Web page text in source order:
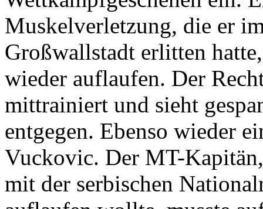
Muskelverletzung, die er
Großwallstadt erlitten
wieder auflaufen. Der
mittrainiert und sieht
entgegen. Ebenso wieder
Vuckovic. Der MT-
mit der serbischen